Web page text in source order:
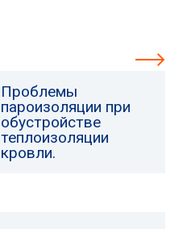
Проблемы
пароизоляции при
обустройстве
теплоизоляции
кровли.